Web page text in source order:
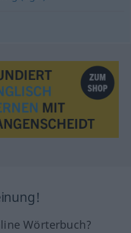
Wörterbuch?